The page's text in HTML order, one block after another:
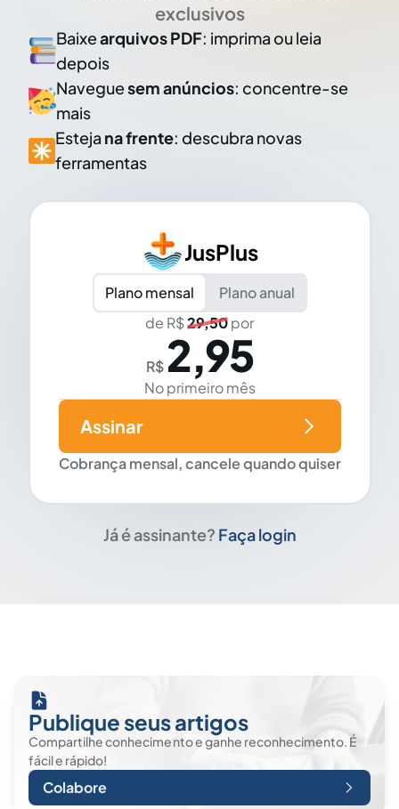
exclusivos
Baixearquivos PDF: imprima ou leia
depois
Naveguesem anúncios: concentre-se
mais
Esteja na frente: descubra novas
ferramentas
JusPlus
Plano mensal
Plano anual
de R$29,50por
R$ 2,95
No primeiro mês
Cobrança mensal, cancele quando quiser
Assinar
Já é assinante? Faça login
Publique seus artigos
Compartilhe conhecimento e ganhe reconhecimento. É
fácil e rápido!
Colabore